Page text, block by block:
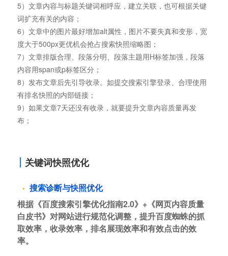
5）文章内容与标题关键词相呼应，建立关联，也可根据关键
词扩充有关的内容；
6）文章中的图片最好增加alt属性，图片不要失真和变形，宽
度大于500px更优机会抢占搜索快照缩略图；
7）文章排版合理、段落分明、段落主题用H标签加强，段落
内容用span或p标签区分；
8）发布文章后先引导收录。如提交搜索引擎登录、合理使用
有排名快照的内部链接；
9）如果文章7天还没有收录，就要提升文章内容质量再发
布；
关键词快照优化
搜索诊断与快照优化
根据《百度搜索引擎优化指南2.0》+《网页内容质量
白皮书》对网站进行规范化调整，提升百度蜘蛛的抓
取效率，收录效率，排名展现效率和有效点击的效
率。